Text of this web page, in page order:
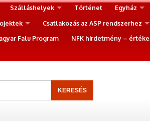
Szálláshelyek Történet Egyház
Csatlakozás az ASP rendszerhez
Falu Program NFK hirdetmény –